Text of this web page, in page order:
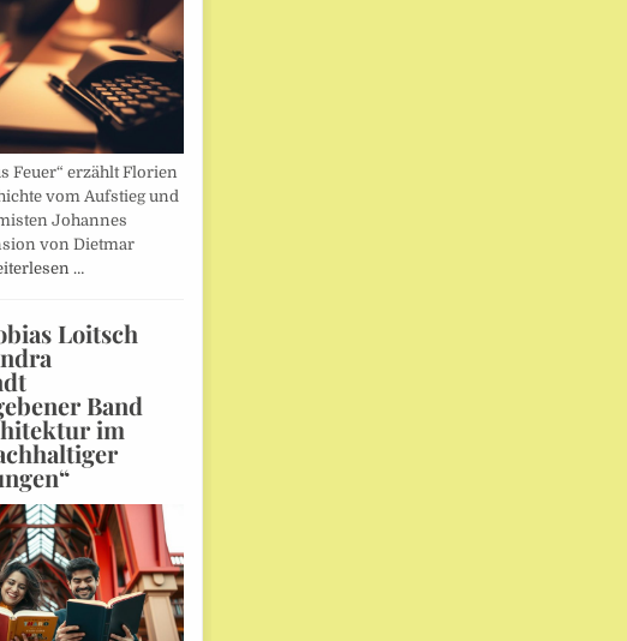
Feuer“ erzählt Florien
vom Aufstieg und
Johannes
von Dietmar
…
Loitsch
Band
im